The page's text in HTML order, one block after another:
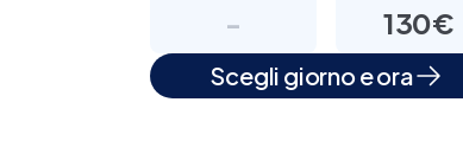
- 130€
Scegli giorno e ora